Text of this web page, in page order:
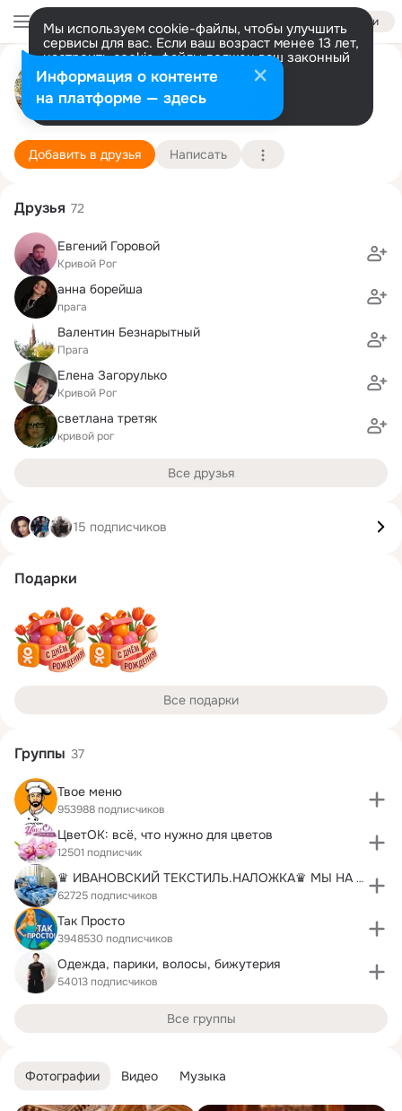
Войти
Мы используем cookie-файлы, чтобы улучшить
сервисы для вас. Если ваш возраст менее 13 лет,
настроить cookie-файлы должен ваш законный
представитель. Больше информации
Разрешить все Настроить
Елена Часникова(Запорожец)
Кривой Рог 15 июня (55 лет)
Подробнее
Добавить в друзья Написать
Фотографии Видео Музыка
Друзья 72
Евгений Горовой
Кривой Рог
анна борейша
прага
Валентин Безнарытный
Прага
Елена Загорулько
Кривой Рог
светлана третяк
кривой рог
Все друзья
15 подписчиков
Подарки
Все подарки
Группы 37
Твое меню
953988 подписчиков
ЦветОК: всё, что нужно для цветов
12501 подписчик
♛ ИВАНОВСКИЙ ТЕКСТИЛЬ.НАЛОЖКА♛ МЫ НА РЫНКЕ 15 ЛЕТ!
62725 подписчиков
Так Просто
3948530 подписчиков
Одежда, парики, волосы, бижутерия
54013 подписчиков
Все группы
Информация о контенте
на платформе — здесь